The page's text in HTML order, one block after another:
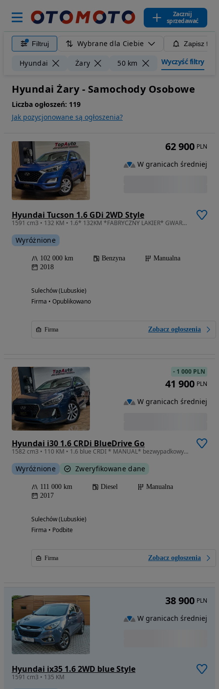
Zacznij
sprzedawać
Filtruj Wybrane dla Ciebie Zapisz
Hyundai Żary 50 km Wyczyść filtry
Hyundai Żary - Samochody Osobowe
Liczba ogłoszeń: 119
Jak pozycjonowane są ogłoszenia?
Hyundai Tucson 1.6 GDi 2WD Style
1591 cm3 • 132 KM • 1.6* 132KM *FABRYCZNY LAKIER* GWARANCJA *perfekcyjny *kamera*
Wyróżnione
102 000 km Benzyna
Manualna
2018
Sulechów (Lubuskie)
Firma • Opublikowano
Firma Zobacz ogłoszenia
62 900 PLN
W granicach średniej
Hyundai i30 1.6 CRDi BlueDrive Go
1582 cm3 • 110 KM • 1.6 blue CRDI * MANUAL* bezwypadkowy * GWARANCJA *KAMERA
Wyróżnione Zweryfikowane dane
111 000 km Diesel
Manualna
2017
Sulechów (Lubuskie)
Firma • Podbite
Firma Zobacz ogłoszenia
- 1 000 PLN
41 900 PLN
W granicach średniej
Hyundai ix35 1.6 2WD blue Style
1591 cm3 • 135 KM
38 900 PLN
W granicach średniej